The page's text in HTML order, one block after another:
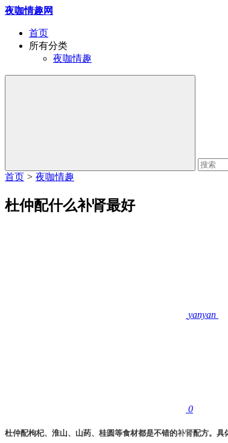
夜咖情趣网
首页
所有分类
夜咖情趣
首页 > 夜咖情趣
杜仲配什么补肾最好
yanyan
0
杜仲配枸杞、淮山、山药、桂圆等食材都是不错的补肾配方。具